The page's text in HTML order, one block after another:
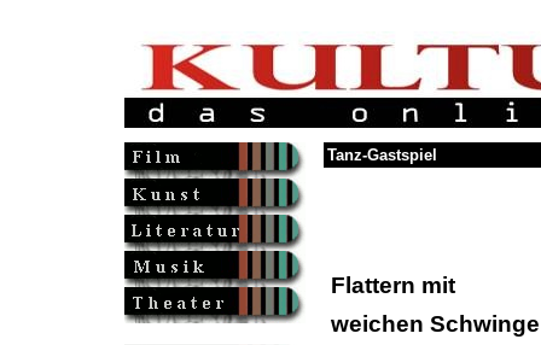
Tanz-Gastspiel
Flattern mit
weichen